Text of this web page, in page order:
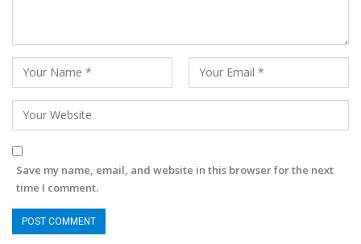
Save my name, email, and website in this browser for the next
time I comment.